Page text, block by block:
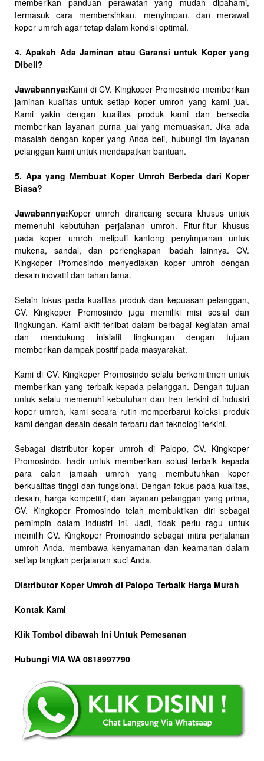
memberikan panduan perawatan yang mudah dipahami,
termasuk cara membersihkan, menyimpan, dan merawat
koper umroh agar tetap dalam kondisi optimal.
4. Apakah Ada Jaminan atau Garansi untuk Koper yang
Dibeli?
Jawabannya:Kami di CV. Kingkoper Promosindo memberikan
jaminan kualitas untuk setiap koper umroh yang kami jual.
Kami yakin dengan kualitas produk kami dan bersedia
memberikan layanan purna jual yang memuaskan. Jika ada
masalah dengan koper yang Anda beli, hubungi tim layanan
pelanggan kami untuk mendapatkan bantuan.
5. Apa yang Membuat Koper Umroh Berbeda dari Koper
Biasa?
Jawabannya:Koper umroh dirancang secara khusus untuk
memenuhi kebutuhan perjalanan umroh. Fitur-fitur khusus
pada koper umroh meliputi kantong penyimpanan untuk
mukena, sandal, dan perlengkapan ibadah lainnya. CV.
Kingkoper Promosindo menyediakan koper umroh dengan
desain inovatif dan tahan lama.
Selain fokus pada kualitas produk dan kepuasan pelanggan,
CV. Kingkoper Promosindo juga memiliki misi sosial dan
lingkungan. Kami aktif terlibat dalam berbagai kegiatan amal
dan mendukung inisiatif lingkungan dengan tujuan
memberikan dampak positif pada masyarakat.
Kami di CV. Kingkoper Promosindo selalu berkomitmen untuk
memberikan yang terbaik kepada pelanggan. Dengan tujuan
untuk selalu memenuhi kebutuhan dan tren terkini di industri
koper umroh, kami secara rutin memperbarui koleksi produk
kami dengan desain-desain terbaru dan teknologi terkini.
Sebagai distributor koper umroh di Palopo, CV. Kingkoper
Promosindo, hadir untuk memberikan solusi terbaik kepada
para calon jamaah umroh yang membutuhkan koper
berkualitas tinggi dan fungsional. Dengan fokus pada kualitas,
desain, harga kompetitif, dan layanan pelanggan yang prima,
CV. Kingkoper Promosindo telah membuktikan diri sebagai
pemimpin dalam industri ini. Jadi, tidak perlu ragu untuk
memilih CV. Kingkoper Promosindo sebagai mitra perjalanan
umroh Anda, membawa kenyamanan dan keamanan dalam
setiap langkah perjalanan suci Anda.
Distributor Koper Umroh di Palopo Terbaik Harga Murah
Kontak Kami
Klik Tombol dibawah Ini Untuk Pemesanan
Hubungi VIA WA 0818997790